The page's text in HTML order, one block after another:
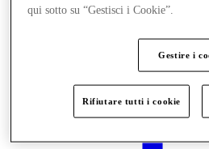
qui sotto su “Gestisci i Cookie”.
Gestire i
Rifiutare tutti i cookie